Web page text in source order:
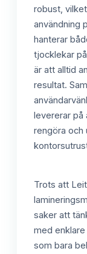
robust,
användning
hanterar
tjocklekar
är att alltid
resultat.
levererar på
rengöra och
Trots att
saker att
med
som bara